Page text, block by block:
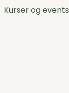
Kurser og events